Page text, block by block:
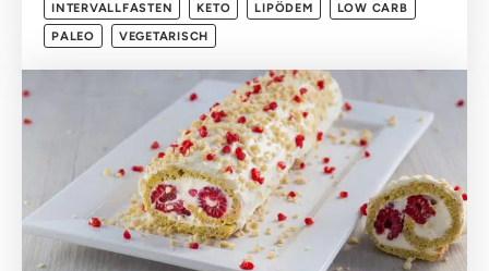
INTERVALLFASTEN
KETO LIPÖDEM
LOW CARB
PALEO
VEGETARISCH